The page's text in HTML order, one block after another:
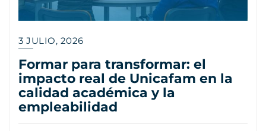
3 JULIO, 2026
Formar para transformar: el
impacto real de Unicafam en la
calidad académica y la
empleabilidad